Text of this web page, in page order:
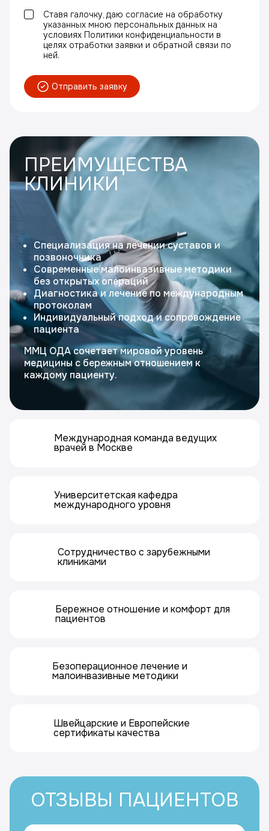
Ставя галочку, даю согласие на обработку
указанных мною персональных данных на
условиях Политики конфиденциальности в
целях отработки заявки и обратной связи по
ней.
Отправить заявку
ПРЕИМУЩЕСТВА
КЛИНИКИ
Специализация на лечении суставов и
позвоночника
Современные малоинвазивные методики
без открытых операций
Диагностика и лечение по международным
протоколам
Индивидуальный подход и сопровождение
пациента
ММЦ ОДА сочетает мировой уровень
медицины с бережным отношением к
каждому пациенту.
Международная команда ведущих
врачей в Москве
Университетская кафедра
международного уровня
Сотрудничество с зарубежными
клиниками
Бережное отношение и комфорт для
пациентов
Безоперационное лечение и
малоинвазивные методики
Швейцарские и Европейские
сертификаты качества
ОТЗЫВЫ ПАЦИЕНТОВ